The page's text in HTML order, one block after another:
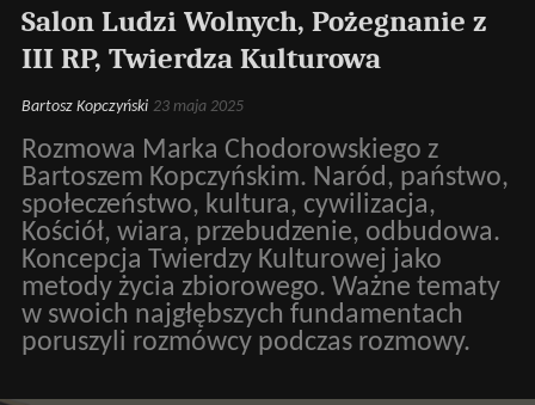
Salon Ludzi Wolnych, Pożegnanie z
III RP, Twierdza Kulturowa
Bartosz Kopczyński 23 maja 2025
Rozmowa Marka Chodorowskiego z
Bartoszem Kopczyńskim. Naród, państwo,
społeczeństwo, kultura, cywilizacja,
Kościół, wiara, przebudzenie, odbudowa.
Koncepcja Twierdzy Kulturowej jako
metody życia zbiorowego. Ważne tematy
w swoich najgłębszych fundamentach
poruszyli rozmówcy podczas rozmowy.